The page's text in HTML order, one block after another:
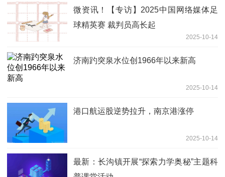
微资讯！【专访】2025中国网络媒体足
球精英赛 裁判员高长起
2025-10-14
济南趵突泉水位创1966年以来新高
2025-10-14
港口航运股逆势拉升，南京港涨停
2025-10-14
最新：长沟镇开展“探索力学奥秘”主题科